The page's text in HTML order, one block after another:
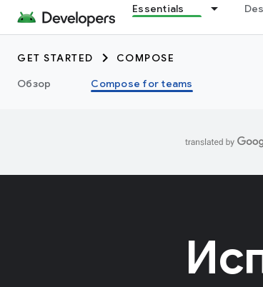
Essentials
GET STARTED
COMPOSE
Обзор
Compose for teams